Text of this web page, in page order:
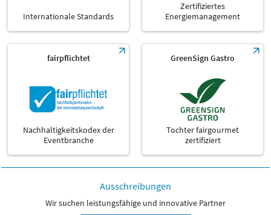
Internationale Standards
Zertifiziertes
Energiemanagement
fairpflichtet
Nachhaltigkeitskodex der
Eventbranche
GreenSign Gastro
Tochter fairgourmet
zertifiziert
Ausschreibungen
Wir suchen leistungsfähige und innovative Partner